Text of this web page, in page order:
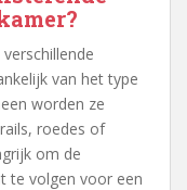
van het type
worden ze
roedes of
om de
te volgen voor een